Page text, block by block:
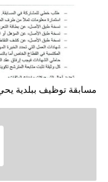
مسابقة توظيف ببلدية يحي